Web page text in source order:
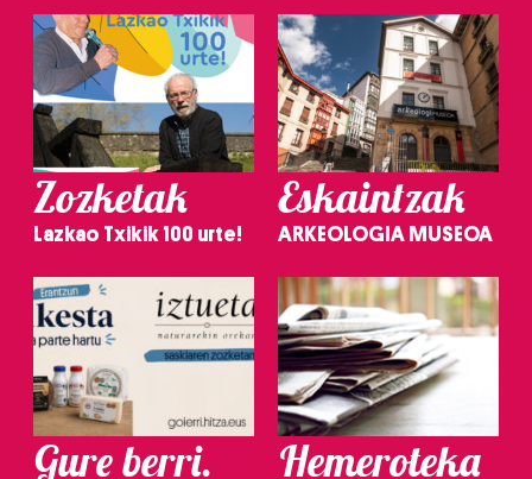
Zozketak
Lazkao Txikik 100 urte!
Eskaintzak
ARKEOLOGIA MUSEOA
Gure berri. Hemeroteka